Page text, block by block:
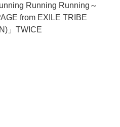
Running Running～
from EXILE TRIBE
」TWICE